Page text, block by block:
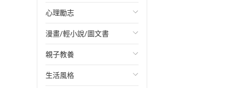
財務/金融
管理/領導
職場工作術
成功法
日本文學
韓國文學
華文文學
經典文學
國際關係
政治
社會科學
台灣/中國歷史
心理勵志
心靈成長/情緒
人際關係
兩性關係
漫畫/輕小說/圖文書
輕小說
奇幻/科幻
親子教養
教育現場
生活風格